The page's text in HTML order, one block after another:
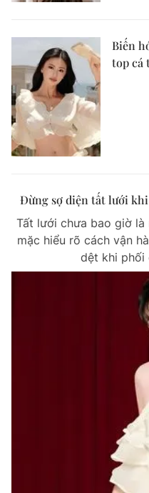
Biến
top cá
Đừng sợ diện tất lưới
Tất lưới chưa bao giờ
mặc hiểu rõ cách vận
dệt khi phối